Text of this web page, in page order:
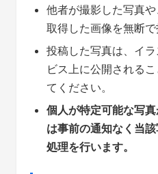
他者が撮影した写真
取得した画像を無断で
投稿した写真は、イ
ビス上に公開される
てください。
個人が特定可能な写
は事前の通知なく当
処理を行います。